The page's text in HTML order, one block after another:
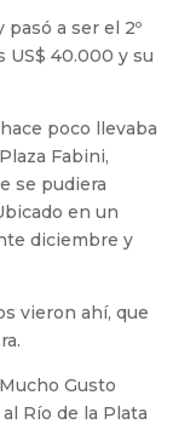
a ser el 2º
US$ 40.000 y su
poco llevaba
Fabini,
se pudiera
en un
diciembre y
vieron ahí, que
Gusto
Río de la Plata